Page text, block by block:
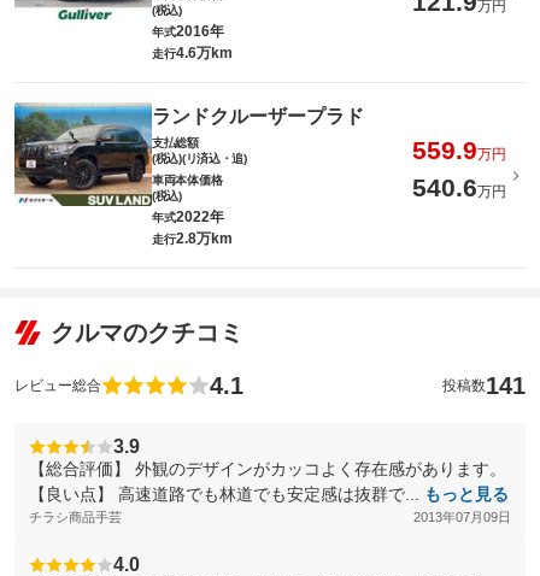
(税込)
万円
年式2016年
走行4.6万km
ランドクルーザープラド
支払総額
(税込)(リ済込・追)
559.9万円
車両本体価格
(税込)
540.6万円
年式2022年
走行2.8万km
クルマのクチコミ
レビュー総合 4.1 投稿数141
3.9
【総合評価】 外観のデザインがカッコよく存在感があります。
【良い点】 高速道路でも林道でも安定感は抜群で...
もっと見る
チラシ商品手芸 2013年07月09日
4.0